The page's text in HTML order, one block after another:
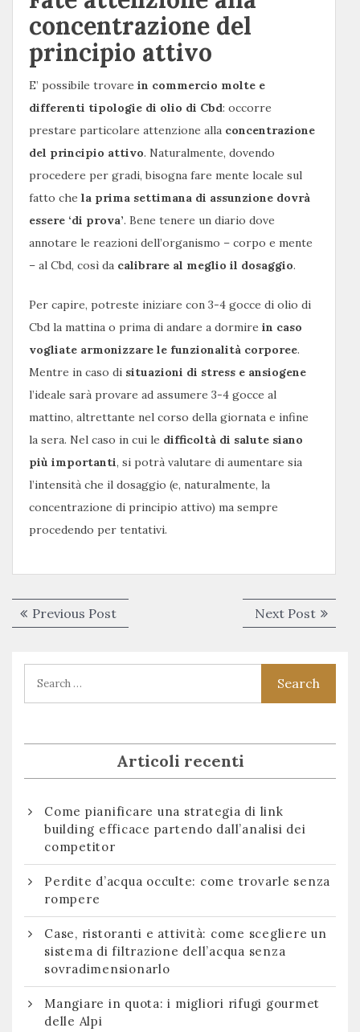
concentrazione del
principio attivo
E’ possibile trovare in commercio molte e
differenti tipologie di olio di Cbd: occorre
prestare particolare attenzione alla concentrazione
del principio attivo. Naturalmente, dovendo
procedere per gradi, bisogna fare mente locale sul
fatto che la prima settimana di assunzione dovrà
essere ‘di prova’. Bene tenere un diario dove
annotare le reazioni dell’organismo – corpo e mente
– al Cbd, così da calibrare al meglio il dosaggio.
Per capire, potreste iniziare con 3-4 gocce di olio di
Cbd la mattina o prima di andare a dormire in caso
vogliate armonizzare le funzionalità corporee.
Mentre in caso di situazioni di stress e ansiogene
l’ideale sarà provare ad assumere 3-4 gocce al
mattino, altrettante nel corso della giornata e infine
la sera. Nel caso in cui le difficoltà di salute siano
più importanti, si potrà valutare di aumentare sia
l’intensità che il dosaggio (e, naturalmente, la
concentrazione di principio attivo) ma sempre
procedendo per tentativi.
Navigazione
articoli
Previous PostPrevious
post:
Next PostNext
post:
Articoli recenti
Come pianificare una strategia di link
building efficace partendo dall’analisi dei
competitor
Perdite d’acqua occulte: come trovarle senza
rompere
Case, ristoranti e attività: come scegliere un
sistema di filtrazione dell’acqua senza
sovradimensionarlo
Mangiare in quota: i migliori rifugi gourmet
delle Alpi